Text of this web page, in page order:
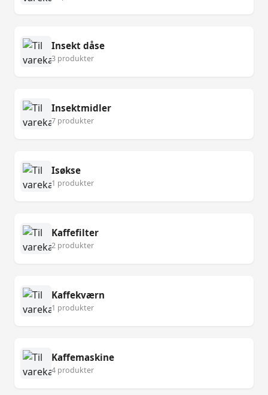
Insekt dåse
3 produkter
Insektmidler
7 produkter
Isøkse
1 produkter
Kaffefilter
2 produkter
Kaffekværn
1 produkter
Kaffemaskine
4 produkter